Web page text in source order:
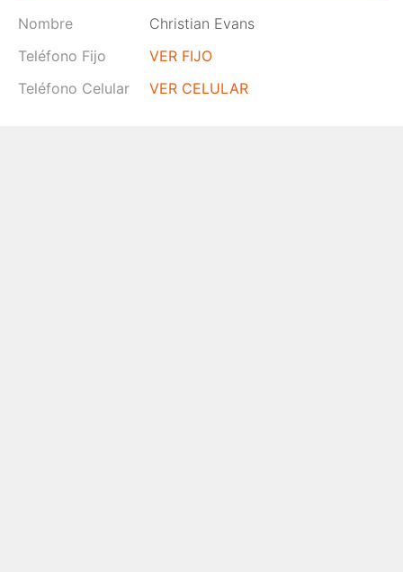
Nombre
Christian Evans
Teléfono Fijo
VER FIJO
Teléfono Celular
VER CELULAR